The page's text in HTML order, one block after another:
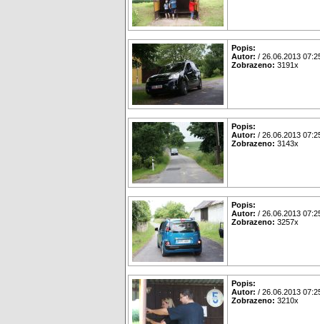
Popis:
Autor: / 26.06.2013
Zobrazeno: 3191x
Popis:
Autor: / 26.06.2013
Zobrazeno: 3143x
Popis:
Autor: / 26.06.2013
Zobrazeno: 3257x
Popis:
Autor: / 26.06.2013
Zobrazeno: 3210x